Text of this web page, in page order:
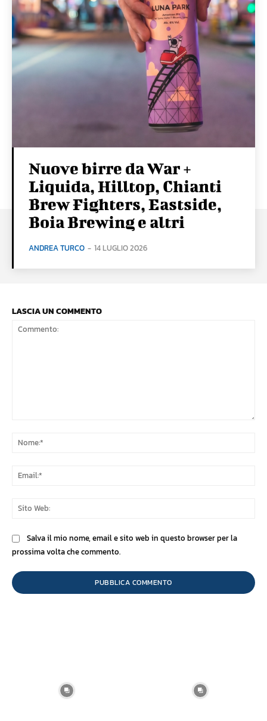
Nuove birre da War +
Liquida, Hilltop, Chianti
Brew Fighters, Eastside,
Boia Brewing e altri
ANDREA TURCO - 14 LUGLIO 2026
LASCIA UN COMMENTO
Salva il mio nome, email e sito web in questo browser per la
prossima volta che commento.